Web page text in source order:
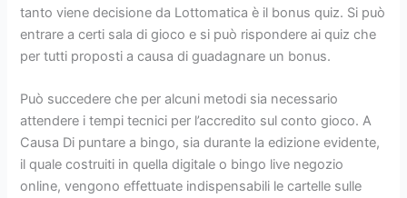
tanto viene decisione da Lottomatica è il bonus quiz. Si può
entrare a certi sala di gioco e si può rispondere ai quiz che
per tutti proposti a causa di guadagnare un bonus.
Può succedere che per alcuni metodi sia necessario
attendere i tempi tecnici per l’accredito sul conto gioco. A
Causa Di puntare a bingo, sia durante la edizione evidente,
il quale costruiti in quella digitale o bingo live negozio
online, vengono effettuate indispensabili le cartelle sulle